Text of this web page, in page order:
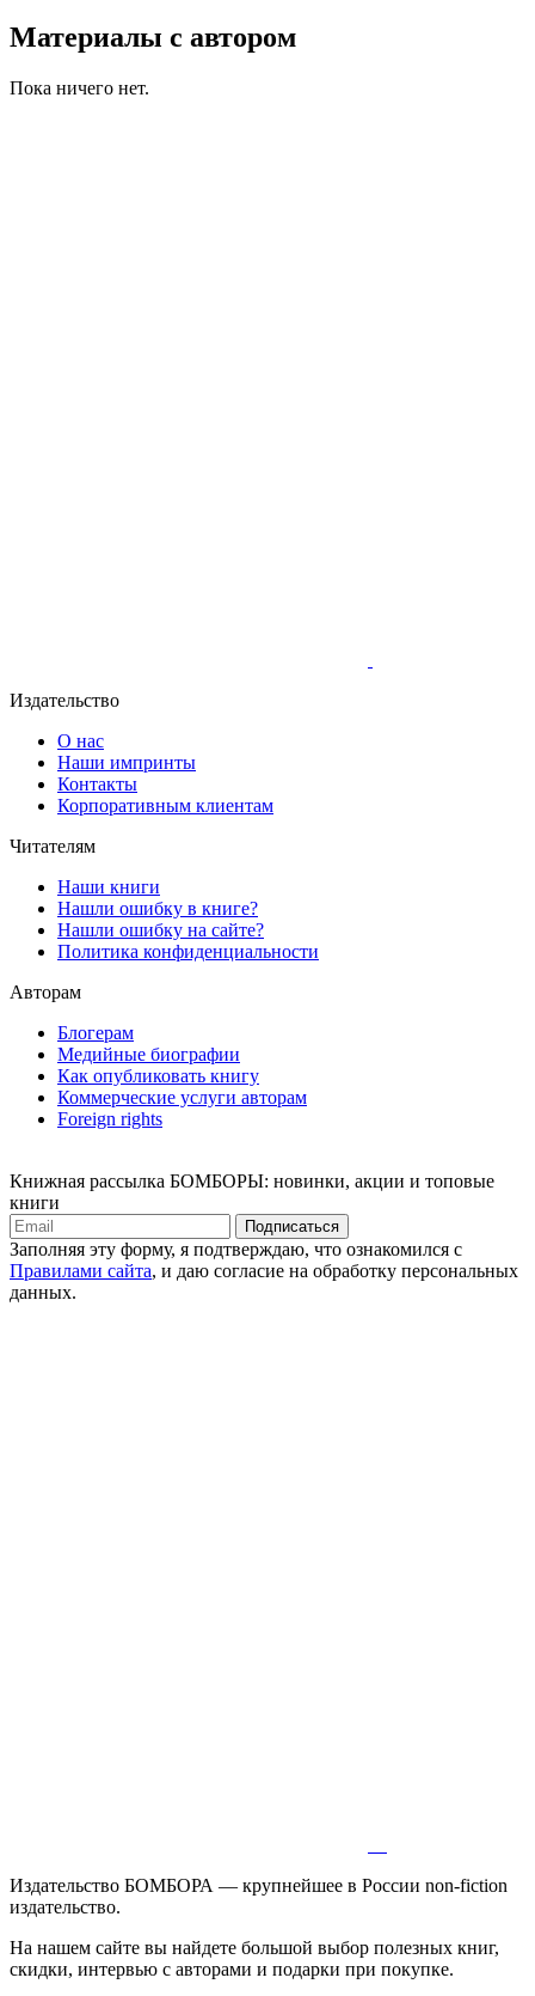
Материалы с автором
Пока ничего нет.
Издательство
О нас
Наши импринты
Контакты
Корпоративным клиентам
Читателям
Наши книги
Нашли ошибку в книге?
Нашли ошибку на сайте?
Политика конфиденциальности
Авторам
Блогерам
Медийные биографии
Как опубликовать книгу
Коммерческие услуги авторам
Foreign rights
Книжная рассылка БОМБОРЫ: новинки, акции и топовые
книги
Подписаться
Заполняя эту форму, я подтверждаю, что ознакомился с
Правилами сайта, и даю согласие на обработку персональных
данных.
Издательство БОМБОРА — крупнейшее в России non-fiction
издательство.
На нашем сайте вы найдете большой выбор полезных книг,
скидки, интервью с авторами и подарки при покупке.